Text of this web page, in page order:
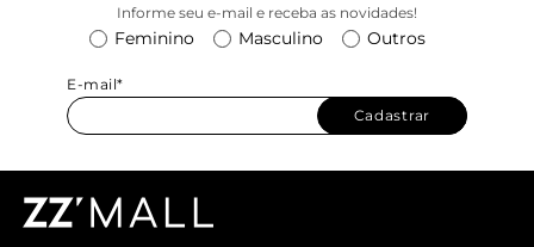
Informe seu e-mail e receba as novidades!
Feminino Masculino Outros
E-mail*
Cadastrar